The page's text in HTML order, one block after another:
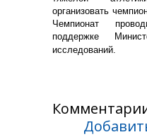
организовать
Чемпионат
поддержке
исследований.